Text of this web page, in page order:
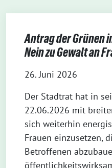
Antrag der Grünen
Nein zu Gewalt an
26. Juni 2026
Der Stadtrat hat in
22.06.2026 mit
sich weiterhin
Frauen einzusetzen,
Betroffenen